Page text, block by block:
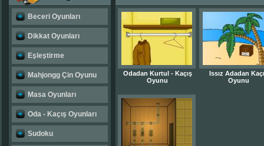
Beceri Oyunları
Dikkat Oyunları
Eşleştirme
Mahjongg Çin Oyunu
Masa Oyunları
Oda - Kaçış Oyunları
Sudoku
Odadan Kurtul - Kaçış
Oyunu
Issız Adadan
Oyunu